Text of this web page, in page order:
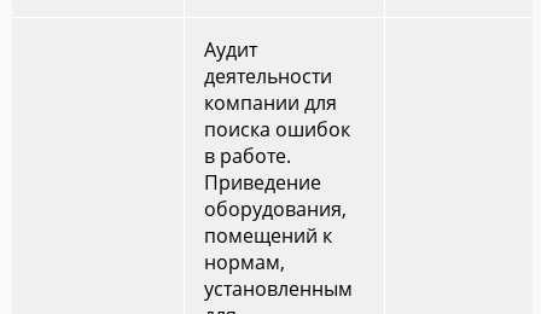
Аудит
деятельности
компании для
поиска ошибок
в работе.
Приведение
оборудования,
помещений к
нормам,
установленным